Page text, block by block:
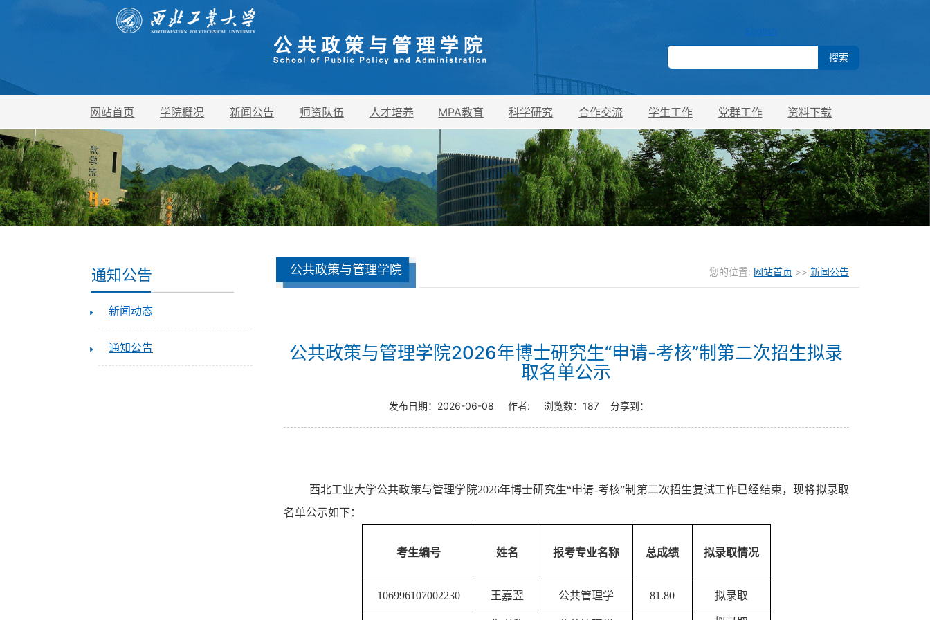
网站首页 学院概况 新闻公告 师资队伍 人才培养 MPA教育 科学研究 合作交流 学生工作 党群工作 资料下载
通知公告
新闻动态
通知公告
公共政策与管理学院 您的位置: 网站首页 >> 新闻公告
公共政策与管理学院2026年博士研究生“申请-考核”制第二次招生拟录
取名单公示
发布日期： 2026-06-08 作者: 浏览数： 187 分享到：
西北工业大学公共政策与管理学院2026年博士研究生“申请-考核”制第二次招生复试工作已经结束，现将拟录取
名单公示如下：
考生编号 姓名 报考专业名称 总成绩 拟录取情况
106996107002230 王嘉翌 公共管理学 81.80 拟录取